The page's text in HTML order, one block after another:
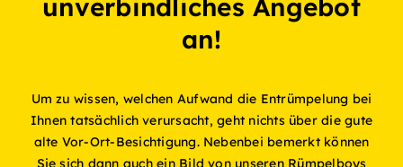
unverbindliches Angebot
an!
Um zu wissen, welchen Aufwand die Entrümpelung bei
Ihnen tatsächlich verursacht, geht nichts über die gute
alte Vor-Ort-Besichtigung. Nebenbei bemerkt können
Sie sich dann auch ein Bild von unseren Rümpelboys